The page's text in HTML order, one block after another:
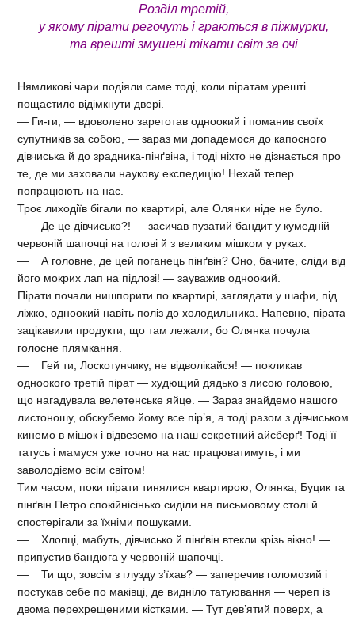
Розділ третій,
у якому пірати регочуть і граються в піжмурки,
та врешті змушені тікати світ за очі
Нямликові чари подіяли саме тоді, коли піратам урешті
пощастило відімкнути двері.
— Ги-ги, — вдоволено зареготав одноокий і поманив своїх
супутників за собою, — зараз ми допадемося до капосного
дівчиська й до зрадника-пінґвіна, і тоді ніхто не дізнається про
те, де ми заховали наукову експедицію! Нехай тепер
попрацюють на нас.
Троє лиходіїв бігали по квартирі, але Олянки ніде не було.
— Де це дівчисько?! — засичав пузатий бандит у кумедній
червоній шапочці на голові й з великим мішком у руках.
— А головне, де цей поганець пінґвін? Оно, бачите, сліди від
його мокрих лап на підлозі! — зауважив одноокий.
Пірати почали нишпорити по квартирі, заглядати у шафи, під
ліжко, одноокий навіть поліз до холодильника. Напевно, пірата
зацікавили продукти, що там лежали, бо Олянка почула
голосне плямкання.
— Гей ти, Лоскотунчику, не відволікайся! — покликав
одноокого третій пірат — худющий дядько з лисою головою,
що нагадувала велетенське яйце. — Зараз знайдемо нашого
листоношу, обскубемо йому все пір’я, а тоді разом з дівчиськом
кинемо в мішок і відвеземо на наш секретний айсберґ! Тоді її
татусь і мамуся уже точно на нас працюватимуть, і ми
заволодіємо всім світом!
Тим часом, поки пірати тинялися квартирою, Олянка, Буцик та
пінґвін Петро спокійнісінько сиділи на письмовому столі й
спостерігали за їхніми пошуками.
— Хлопці, мабуть, дівчисько й пінґвін втекли крізь вікно! —
припустив бандюга у червоній шапочці.
— Ти що, зовсім з глузду з’їхав? — заперечив голомозий і
постукав себе по маківці, де видніло татуювання — череп із
двома перехрещеними кістками. — Тут дев’ятий поверх, а